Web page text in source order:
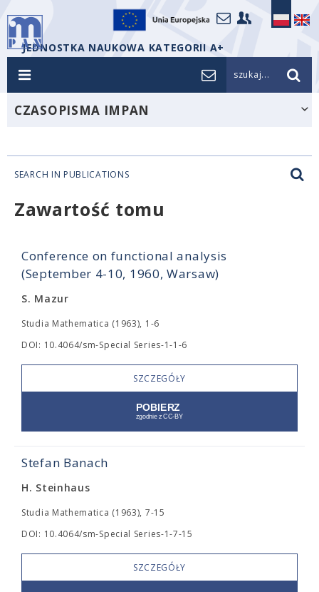
JEDNOSTKA NAUKOWA KATEGORII A+
szukaj...
CZASOPISMA IMPAN
SEARCH IN PUBLICATIONS
Zawartość tomu
Conference on functional analysis
(September 4-10, 1960, Warsaw)
S. Mazur
Studia Mathematica (1963), 1-6
DOI: 10.4064/sm-Special Series-1-1-6
SZCZEGÓŁY
Stefan Banach
H. Steinhaus
Studia Mathematica (1963), 7-15
DOI: 10.4064/sm-Special Series-1-7-15
SZCZEGÓŁY